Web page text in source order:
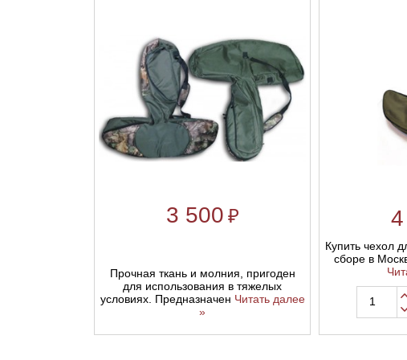
3 500 ₽
Прочная ткань и молния, пригоден
для использования в тяжелых
условиях. Предназначен Читать далее
»
Купить чехол
сборе в